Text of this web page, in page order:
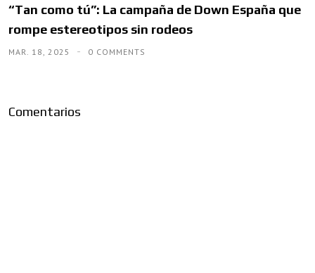
“Tan como tú”: La campaña de Down España que
rompe estereotipos sin rodeos
MAR. 18, 2025 0 COMMENTS
Comentarios